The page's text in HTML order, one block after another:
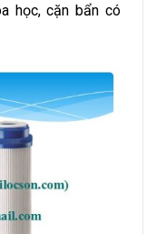
học, cặn bẩn có